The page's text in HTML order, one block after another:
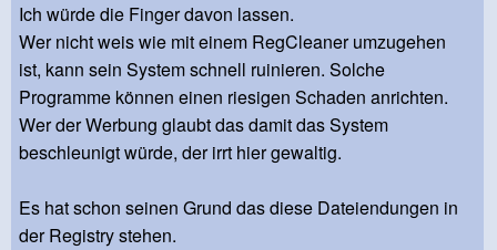
Ich würde die Finger davon lassen.
Wer nicht weis wie mit einem RegCleaner umzugehen
ist, kann sein System schnell ruinieren. Solche
Programme können einen riesigen Schaden anrichten.
Wer der Werbung glaubt das damit das System
beschleunigt würde, der irrt hier gewaltig.
Es hat schon seinen Grund das diese Dateiendungen in
der Registry stehen.